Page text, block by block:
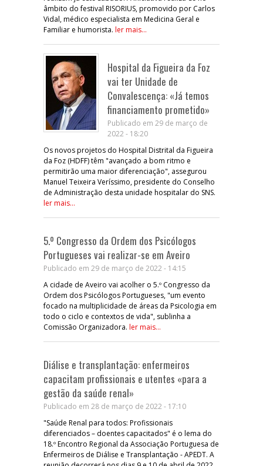
âmbito do festival RISORIUS, promovido por Carlos
Vidal, médico especialista em Medicina Geral e
Familiar e humorista. ler mais...
Hospital da Figueira da Foz
vai ter Unidade de
Convalescença: «Já temos
financiamento prometido»
Publicado em 29 de março de
2022 - 18:20
Os novos projetos do Hospital Distrital da Figueira
da Foz (HDFF) têm "avançado a bom ritmo e
permitirão uma maior diferenciação", assegurou
Manuel Teixeira Veríssimo, presidente do Conselho
de Administração desta unidade hospitalar do SNS.
ler mais...
5.º Congresso da Ordem dos Psicólogos
Portugueses vai realizar-se em Aveiro
Publicado em 29 de março de 2022 - 14:15
A cidade de Aveiro vai acolher o 5.º Congresso da
Ordem dos Psicólogos Portugueses, "um evento
focado na multiplicidade de áreas da Psicologia em
todo o ciclo e contextos de vida", sublinha a
Comissão Organizadora. ler mais...
Diálise e transplantação: enfermeiros
capacitam profissionais e utentes «para a
gestão da saúde renal»
Publicado em 28 de março de 2022 - 17:10
"Saúde Renal para todos: Profissionais
diferenciados – doentes capacitados" é o lema do
18.º Encontro Regional da Associação Portuguesa de
Enfermeiros de Diálise e Transplantação - APEDT. A